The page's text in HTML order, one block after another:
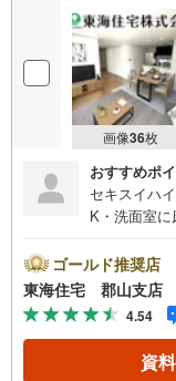
画像36枚
おすすめポ
セキスイハ
K・洗面室
ゴールド推奨店
東海住宅 郡山支店
4.54
資